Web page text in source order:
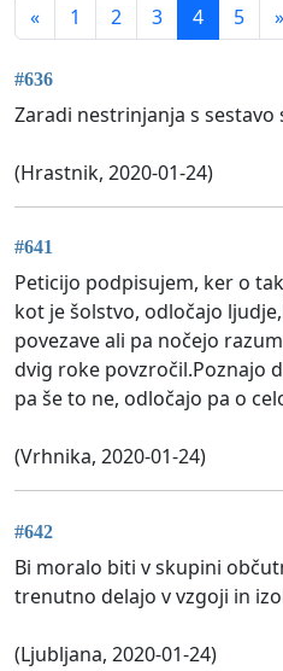
« 1 2 3 4 5 »
#636
Zaradi nestrinjanja s
(Hrastnik, 2020-01-24)
#641
Peticijo podpisujem, ker o
kot je šolstvo, odločajo
povezave ali pa nočejo
dvig roke povzročil.Poznajo
pa še to ne, odločajo pa o
(Vrhnika, 2020-01-24)
#642
Bi moralo biti v skupini
trenutno delajo v vzgoji in
(Ljubljana, 2020-01-24)